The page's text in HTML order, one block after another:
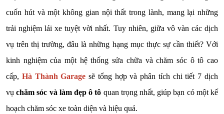
cuốn hút và một không gian nội thất trong lành, mang lại những
trải nghiệm lái xe tuyệt vời nhất. Tuy nhiên, giữa vô vàn các dịch
vụ trên thị trường, đâu là những hạng mục thực sự cần thiết? Với
kinh nghiệm của một hệ thống sửa chữa và chăm sóc ô tô cao
cấp, Hà Thành Garage sẽ tổng hợp và phân tích chi tiết 7 dịch
vụchăm sóc và làm đẹp ô tô quan trọng nhất, giúp bạn có một kế
hoạch chăm sóc xe toàn diện và hiệu quả.